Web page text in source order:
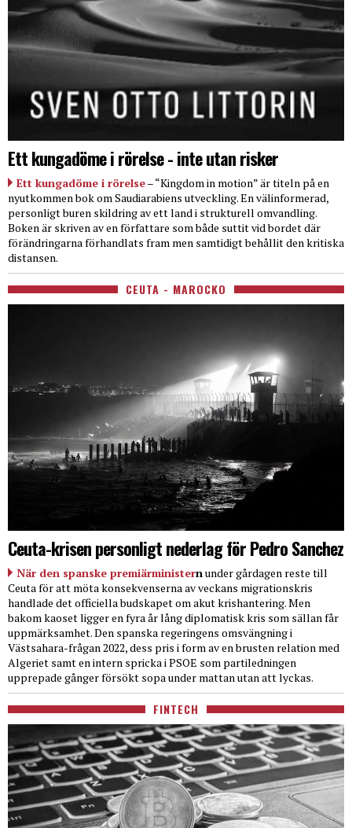
Ett kungadöme i rörelse - inte utan risker
Ett kungadöme i rörelse– “Kingdom in motion” är titeln på en
nyutkommen bok om Saudiarabiens utveckling. En välinformerad,
personligt buren skildring av ett land i strukturell omvandling.
Boken är skriven av en författare som både suttit vid bordet där
förändringarna förhandlats fram men samtidigt behållit den kritiska
distansen.
CEUTA - MAROCKO
Ceuta-krisen personligt nederlag för Pedro Sanchez
När den spanske premiärministernunder gårdagen reste till
Ceuta för att möta konsekvenserna av veckans migrationskris
handlade det officiella budskapet om akut krishantering. Men
bakom kaoset ligger en fyra år lång diplomatisk kris som sällan får
uppmärksamhet. Den spanska regeringens omsvängning i
Västsahara-frågan 2022, dess pris i form av en brusten relation med
Algeriet samt en intern spricka i PSOE som partiledningen
upprepade gånger försökt sopa under mattan utan att lyckas.
FINTECH